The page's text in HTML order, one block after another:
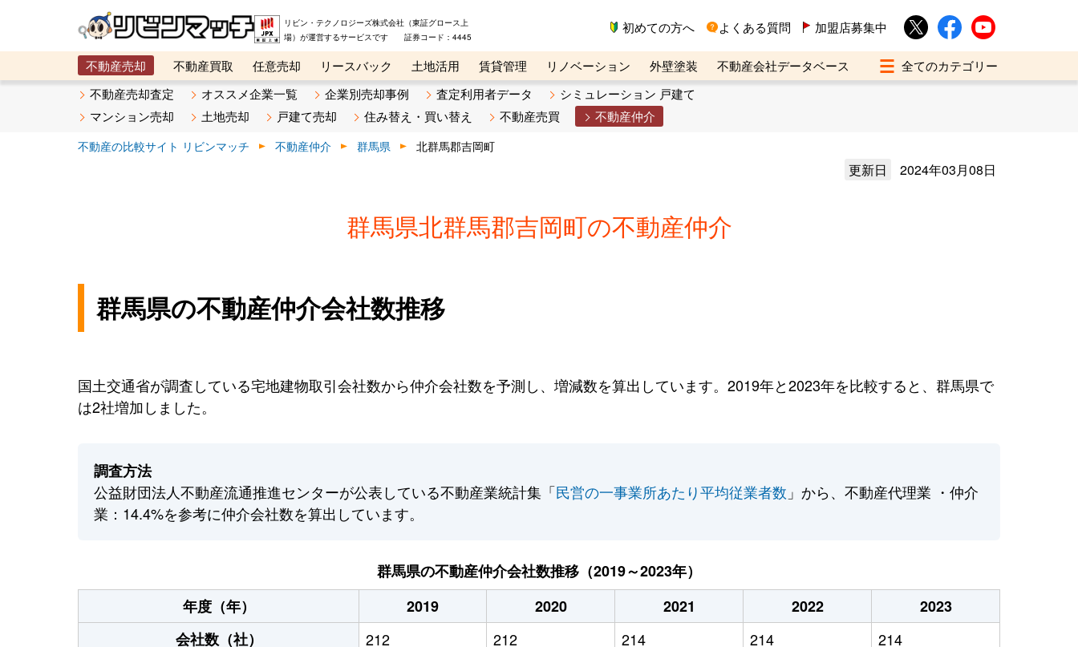
リビン・テクノロジーズ株式会社（東証グロース上
場）が運営するサービスです 証券コード：4445
初めての方へ よくある質問 加盟店募集中
不動産売却 不動産買取 任意売却 リースバック 土地活用 賃貸管理 リノベーション 外壁塗装
不動産会社データベース
メタ住宅展示場
ベスト不動産カンパニー オンライン講座 リビンマガジンBiz 不動産売却ご相談デスク
不動産売却査定 オススメ企業一覧 企業別売却事例 査定利用者データ
シミュレーション 戸建て
マンション売却
土地売却 戸建て売却 住み替え・買い替え 不動産売買 不動産仲介
不動産の比較サイト リビンマッチ 不動産仲介 群馬県 北群馬郡吉岡町
更新日 2024年03月08日
群馬県北群馬郡吉岡町の不動産仲介
群馬県の不動産仲介会社数推移
国土交通省が調査している宅地建物取引会社数から仲介会社数を予測し、増減数を算出しています。2019年と2023年を比較すると、群馬県で
は2社増加しました。
調査方法
公益財団法人不動産流通推進センターが公表している不動産業統計集「民営の一事業所あたり平均従業者数 」から、不動産代理業 ・仲介
業：14.4%を参考に仲介会社数を算出しています。
群馬県の不動産仲介会社数推移（2019～2023年）
年度（年）
2019 2020 2021 2022
2023
会社数（社）
212 212 214 214 214